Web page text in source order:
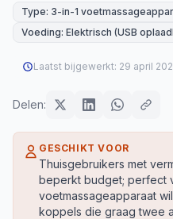
Type: 3-in-1
Voeding: Elektrisch (USB
Laatst bijgewerkt: 29 april
Delen:
GESCHIKT VOOR
Thuisgebruikers met
beperkt budget; perfect
voetmassageapparaat
koppels die graag twee